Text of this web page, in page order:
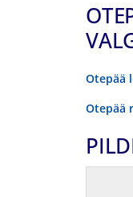
Otepää
Otepää